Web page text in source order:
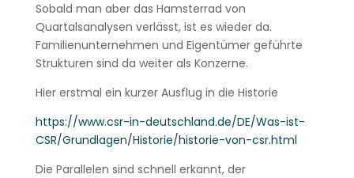
Sobald man aber das Hamsterrad von
Quartalsanalysen verlässt, ist es wieder da.
Familienunternehmen und Eigentümer geführte
Strukturen sind da weiter als Konzerne.
Hier erstmal ein kurzer Ausflug in die Historie
https://www.csr-in-deutschland.de/DE/Was-ist-
CSR/Grundlagen/Historie/historie-von-csr.html
Die Parallelen sind schnell erkannt, der